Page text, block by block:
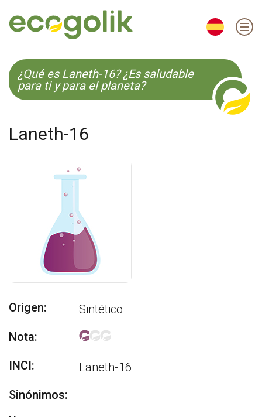
EN ES CS KO
¿Qué es Laneth-16? ¿Es saludable
para ti y para el planeta?
Laneth-16
Origen:
Sintético
Nota:
INCI:
Laneth-16
Sinónimos: